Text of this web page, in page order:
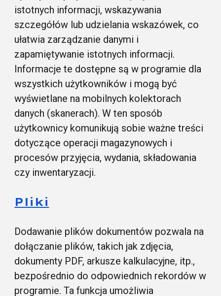
istotnych informacji, wskazywania
szczegółów lub udzielania wskazówek, co
ułatwia zarządzanie danymi i
zapamiętywanie istotnych informacji.
Informacje te dostępne są w programie dla
wszystkich użytkowników i mogą być
wyświetlane na mobilnych kolektorach
danych (skanerach). W ten sposób
użytkownicy komunikują sobie ważne treści
dotyczące operacji magazynowych i
procesów przyjęcia, wydania, składowania
czy inwentaryzacji.
Pliki
Dodawanie plików dokumentów pozwala na
dołączanie plików, takich jak zdjęcia,
dokumenty PDF, arkusze kalkulacyjne, itp.,
bezpośrednio do odpowiednich rekordów w
programie. Ta funkcja umożliwia